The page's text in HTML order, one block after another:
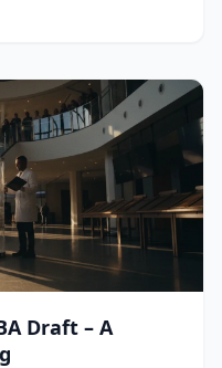
Draft – A